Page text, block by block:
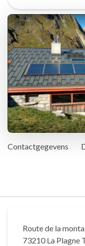
Contactgegevens
Route de la
73210 La Plagne